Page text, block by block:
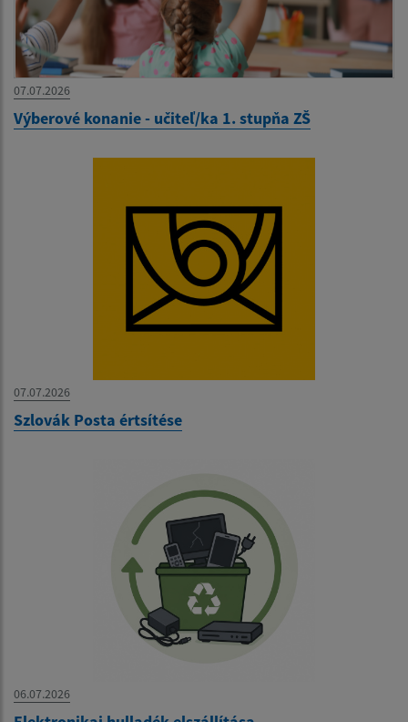
07.07.2026
Výberové konanie - učiteľ/ka 1. stupňa ZŠ
07.07.2026
Szlovák Posta értsítése
06.07.2026